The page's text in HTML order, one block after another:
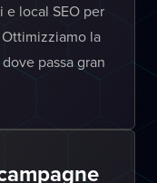
local SEO per
la
passa gran